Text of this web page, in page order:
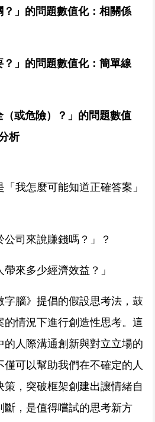
」的問題數值化：相關係
」的問題數值化：簡單線
或危險）？」的問題數值
析
「我怎麼可能知道正確答案」
公司來說賺錢嗎？」？
帶來多少經濟效益？」
字腦》提倡的假設思考法，鼓
的情況下進行創造性思考。這
的人際溝通創新與對立立場的
僅可以幫助我們在不確定的人
策，突破框架創建出讓情緒自
斷，是值得嚐試的思考新方